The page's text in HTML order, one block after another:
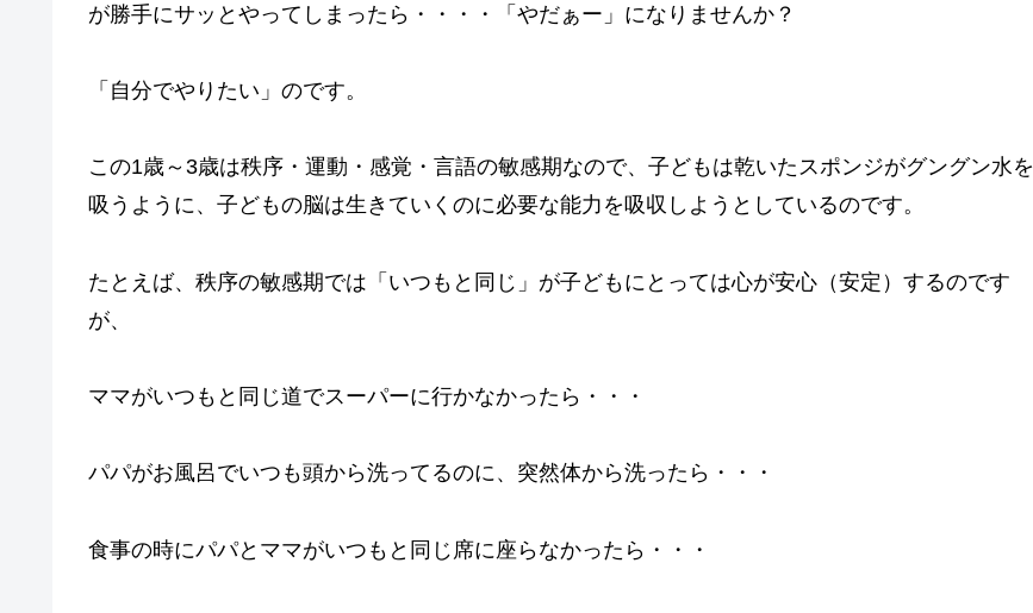
が勝手にサッとやってしまったら・・・・「やだぁー」になりませんか？
「自分でやりたい」のです。
この1歳～3歳は秩序・運動・感覚・言語の敏感期なので、子どもは乾いたスポンジがグングン水を
吸うように、子どもの脳は生きていくのに必要な能力を吸収しようとしているのです。
たとえば、秩序の敏感期では「いつもと同じ」が子どもにとっては心が安心（安定）するのです
が、
ママがいつもと同じ道でスーパーに行かなかったら・・・
パパがお風呂でいつも頭から洗ってるのに、突然体から洗ったら・・・
食事の時にパパとママがいつもと同じ席に座らなかったら・・・